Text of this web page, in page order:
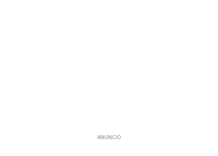
ANUNCIO